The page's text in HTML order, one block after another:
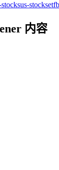
us-stocksetf
内容